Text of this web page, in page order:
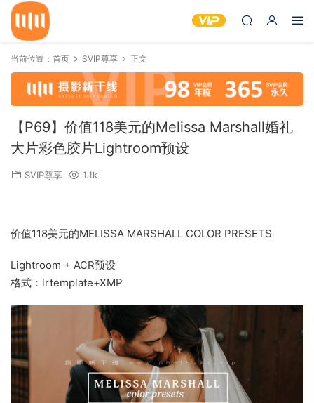
当前位置： 首页 SVIP尊享 正文
【P69】价值118美元的Melissa Marshall婚礼
大片彩色胶片Lightroom预设
SVIP尊享 1.1k
价值118美元的MELISSA MARSHALL COLOR PRESETS
Lightroom + ACR预设
格式：lrtemplate+XMP